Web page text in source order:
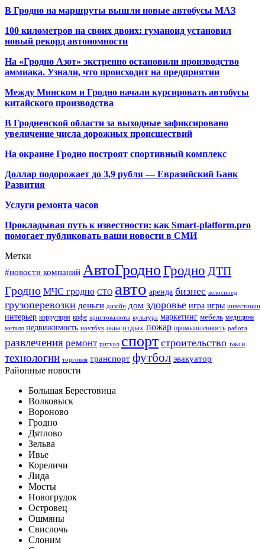
В Гродно на маршруты вышли новые автобусы МАЗ
100 километров на своих двоих: гуманоид установил
новый рекорд автономности
На «Гродно Азот» экстренно остановили производство
аммиака. Узнали, что происходит на предприятии
Между Минском и Гродно начали курсировать автобусы
китайского производства
В Гродненской области за выходные зафиксировано
увеличение числа дорожных происшествий
На окраине Гродно построят спортивный комплекс
Доллар подорожает до 3,9 рубля — Евразийский Банк
Развития
Услуги ремонта часов
Прокладывая путь к известности: как Smart-platform.pro
помогает публиковать ваши новости в СМИ
Метки
#новости компаний АвтоГродноГродно ДТП
Гродно МЧС гродно СТО авто аренда бизнес велосипед
грузоперевозки деньги дизайн дом здоровье игра игры инвестиции
интерьер коррупция кофе криптовалюты культура маркетинг мебель медицина
металл недвижимость ноутбук окна отдых пожар промышленность работа
развлечения ремонт ритуал спорт строительство такси
технологии торговля транспорт футбол эвакуатор
Районные новости
Большая Берестовица
Волковыск
Вороново
Гродно
Дятлово
Зельва
Ивье
Кореличи
Лида
Мосты
Новогрудок
Островец
Ошмяны
Свислочь
Слоним